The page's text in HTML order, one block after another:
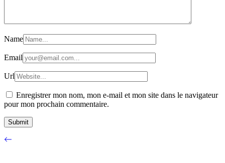
Name
Email
Url
Enregistrer mon nom, mon e-mail et mon site dans le navigateur
pour mon prochain commentaire.